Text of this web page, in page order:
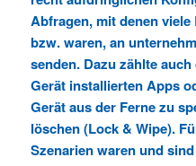
Abfragen, mit denen
bzw. waren, an
senden. Dazu zählte
Gerät installierten Apps
Gerät aus der Ferne zu
löschen (Lock & Wipe).
Szenarien waren und